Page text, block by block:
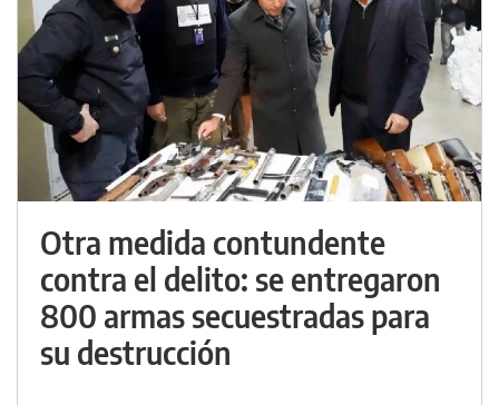
Otra medida contundente
contra el delito: se entregaron
800 armas secuestradas para
su destrucción